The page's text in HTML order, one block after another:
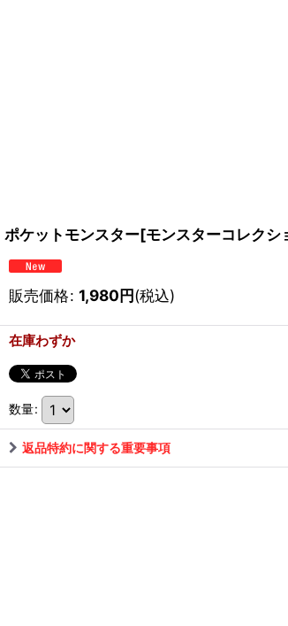
ポケットモンスター[モンスターコレ
販売価格: 1,980円(税込)
在庫わずか
数量:
返品特約に関する重要事項